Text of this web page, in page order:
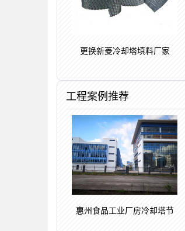
更换新菱冷却塔填料厂家
工程案例推荐
惠州食品工业厂房冷却塔节